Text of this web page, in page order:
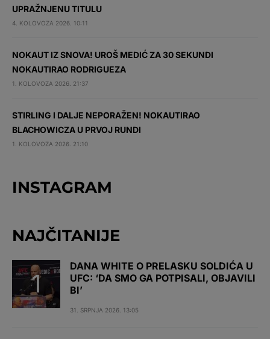
UPRAŽNJENU TITULU
4. KOLOVOZA 2026. 10:11
NOKAUT IZ SNOVA! UROŠ MEDIĆ ZA 30 SEKUNDI
NOKAUTIRAO RODRIGUEZA
1. KOLOVOZA 2026. 21:37
STIRLING I DALJE NEPORAŽEN! NOKAUTIRAO
BLACHOWICZA U PRVOJ RUNDI
1. KOLOVOZA 2026. 21:10
INSTAGRAM
NAJČITANIJE
DANA WHITE O PRELASKU SOLDIĆA U
UFC: ‘DA SMO GA POTPISALI, OBJAVILI
BI’
31. SRPNJA 2026. 13:05